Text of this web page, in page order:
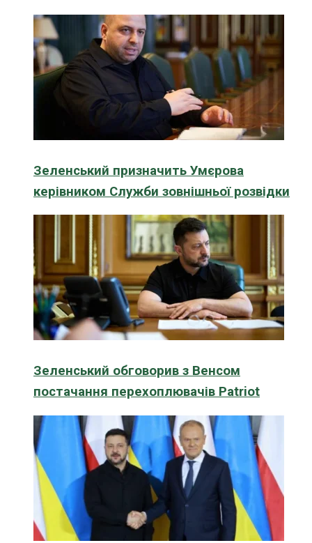
Зеленський призначить Умєрова
керівником Служби зовнішньої розвідки
Зеленський обговорив з Венсом
постачання перехоплювачів Patriot